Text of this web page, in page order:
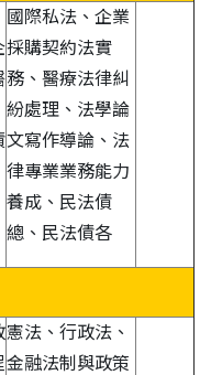
國際私法、企業
採購契約法實
務、醫療法律糾
紛處理、法學論
文寫作導論、法
律專業業務能力
養成、民法債
總、民法債各
憲法、行政法、
金融法制與政策